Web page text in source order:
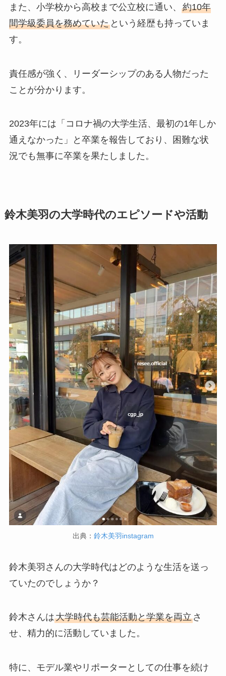
また、小学校から高校まで公立校に通い、 約10年
間学級委員を務めていたという経歴も持っていま
す。
責任感が強く、リーダーシップのある人物だった
ことが分かります。
2023年には「コロナ禍の大学生活、最初の1年しか
通えなかった」と卒業を報告しており、困難な状
況でも無事に卒業を果たしました。
鈴木美羽の大学時代のエピソードや活動
出典： 鈴木美羽instagram
鈴木美羽さんの大学時代はどのような生活を送っ
ていたのでしょうか？
鈴木さんは大学時代も芸能活動と学業を両立さ
せ、精力的に活動していました。
特に、モデル業やリポーターとしての仕事を続け